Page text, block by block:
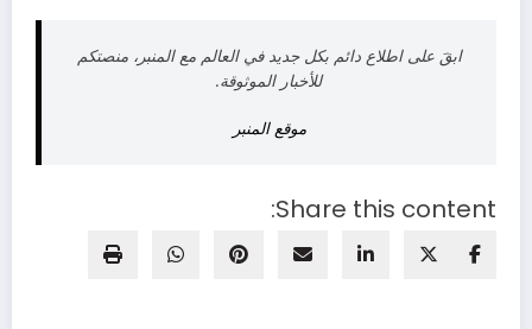
ابقَ على اطلاع دائم بكل جديد في العالم مع المنبر، منصتكم
للأخبار الموثوقة.
موقع المنبر
Share this content: